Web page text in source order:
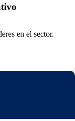
en el sector.